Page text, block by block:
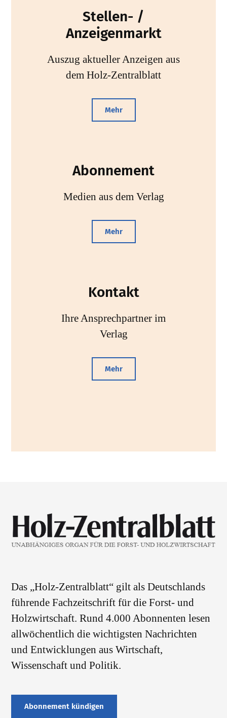
Stellen- /
Anzeigenmarkt
Auszug aktueller Anzeigen aus
dem Holz-Zentralblatt
Mehr
Abonnement
Medien aus dem Verlag
Mehr
Kontakt
Ihre Ansprechpartner im
Verlag
Mehr
Das „Holz-Zentralblatt“ gilt als Deutschlands
führende Fachzeitschrift für die Forst- und
Holzwirtschaft. Rund 4.000 Abonnenten lesen
allwöchentlich die wichtigsten Nachrichten
und Entwicklungen aus Wirtschaft,
Wissenschaft und Politik.
Abonnement kündigen